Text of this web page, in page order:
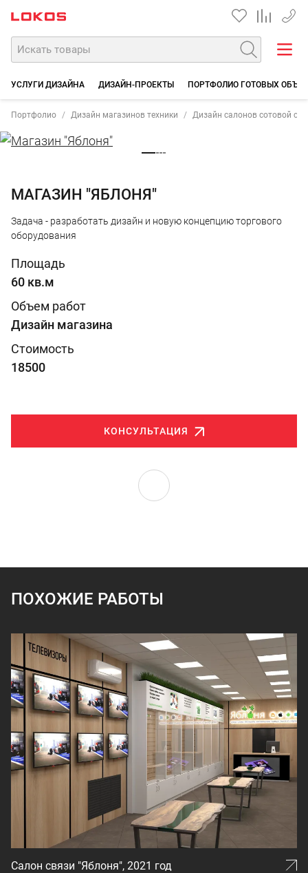
+7
УСЛУГИ ДИЗАЙНА ДИЗАЙН-ПРОЕКТЫ ПОРТФОЛИО ГОТОВЫХ
Портфолио Дизайн магазинов техники Дизайн салонов сотовой
МАГАЗИН "ЯБЛОНЯ"
Задача - разработать дизайн и новую концепцию торгового
оборудования
Площадь
60 кв.м
Объем работ
Дизайн магазина
Стоимость
18500
КОНСУЛЬТАЦИЯ
ПОХОЖИЕ РАБОТЫ
Салон связи "Яблоня", 2021 год